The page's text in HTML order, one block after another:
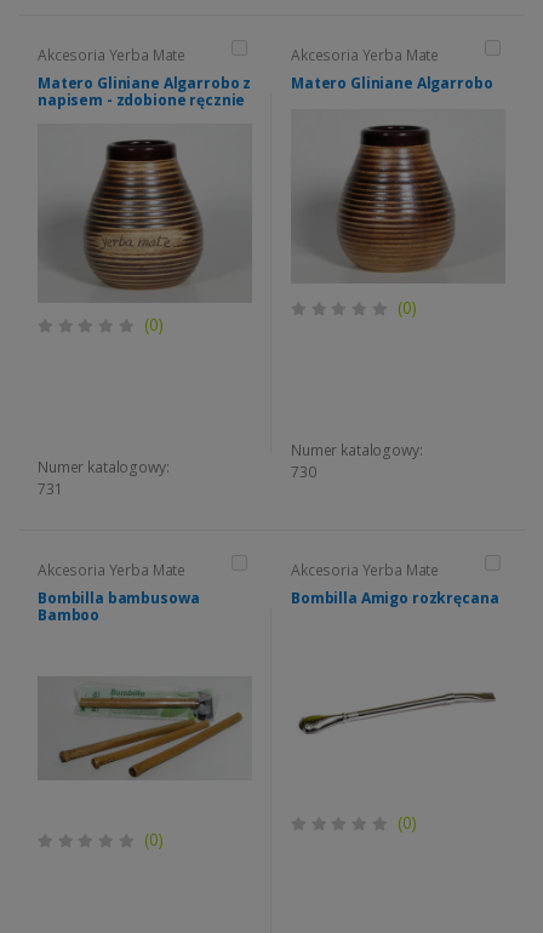
Akcesoria Yerba Mate
Matero Gliniane Algarrobo z
napisem - zdobione ręcznie
(0)
Numer katalogowy:
731
Akcesoria Yerba Mate
Matero Gliniane Algarrobo
(0)
Numer katalogowy:
730
Akcesoria Yerba Mate
Bombilla bambusowa
Bamboo
(0)
Akcesoria Yerba Mate
Bombilla Amigo rozkręcana
(0)